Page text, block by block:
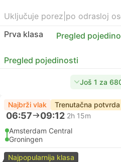
Uključuje porez po odrasloj
Prva klasa
Pregled
Pregled pojedinosti
Još 1 za
Najbrži vlak Trenutačna potvrda
06:57 09:12 2h 15m
Amsterdam Central
Groningen
Najpopularnija klasa